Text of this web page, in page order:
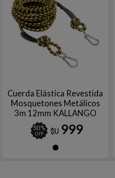
Cuerda Elástica Revestida
Mosquetones Metálicos
3m 12mm KALLANGO
50%
OFF $U 999